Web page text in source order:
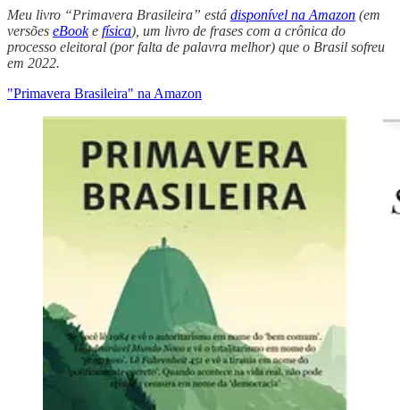
Meu livro “Primavera Brasileira” está disponível na Amazon (em
versões eBooke física), um livro de frases com a crônica do
processo eleitoral (por falta de palavra melhor) que o Brasil sofreu
em 2022.
"Primavera Brasileira" na Amazon